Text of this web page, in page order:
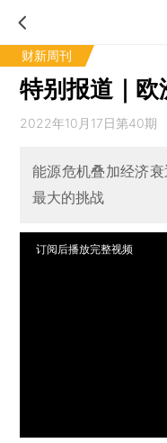
财新周刊
特别报道｜
2022年10月17日第40期
能源危机叠加经济
最大的挑战
订阅后播放完整视频